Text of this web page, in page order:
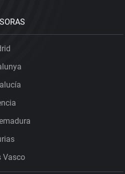
Vasco